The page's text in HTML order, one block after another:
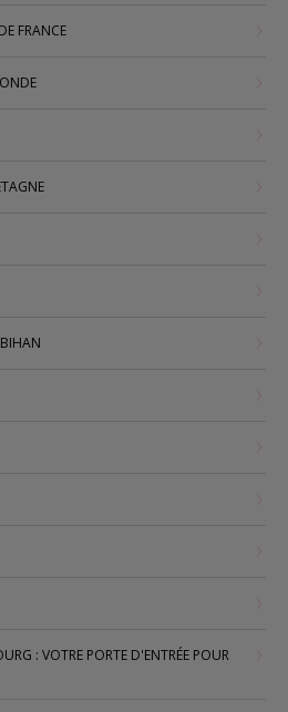
FRANCE
: VOTRE PORTE D'ENTRÉE POUR